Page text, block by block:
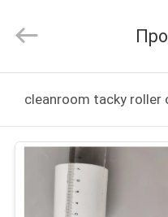
ПРОДУКТЫ
Technology
Co.,Ltd.
Reserved.
cleanroom tacky roller